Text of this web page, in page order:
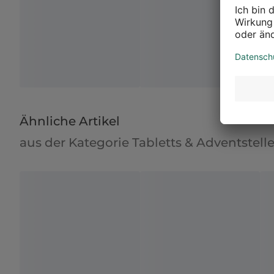
Ähnliche Artikel
aus der Kategorie Tabletts &